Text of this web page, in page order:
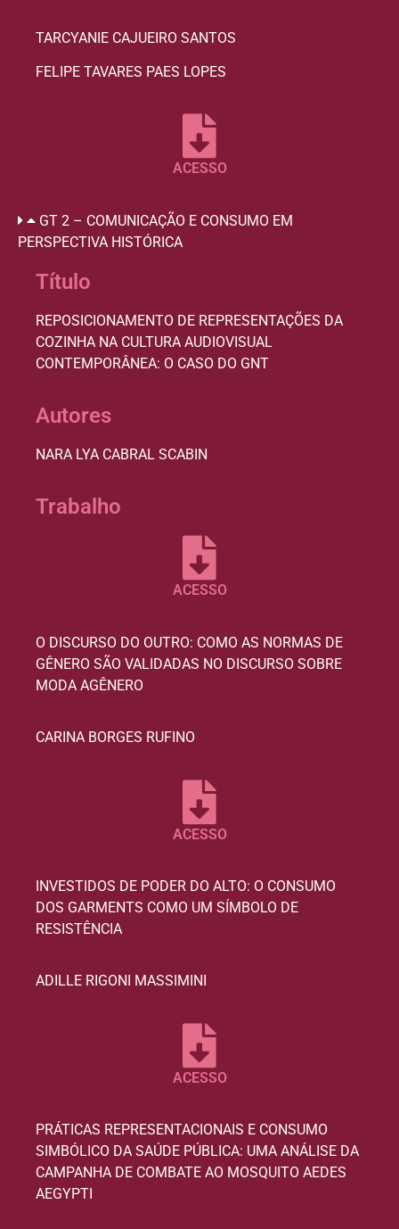
TARCYANIE CAJUEIRO SANTOS
FELIPE TAVARES PAES LOPES
ACESSO
GT 2 – COMUNICAÇÃO E CONSUMO EM
PERSPECTIVA HISTÓRICA
Título
REPOSICIONAMENTO DE REPRESENTAÇÕES DA
COZINHA NA CULTURA AUDIOVISUAL
CONTEMPORÂNEA: O CASO DO GNT
Autores
NARA LYA CABRAL SCABIN
Trabalho
ACESSO
O DISCURSO DO OUTRO: COMO AS NORMAS DE
GÊNERO SÃO VALIDADAS NO DISCURSO SOBRE
MODA AGÊNERO
CARINA BORGES RUFINO
ACESSO
INVESTIDOS DE PODER DO ALTO: O CONSUMO
DOS GARMENTS COMO UM SÍMBOLO DE
RESISTÊNCIA
ADILLE RIGONI MASSIMINI
ACESSO
PRÁTICAS REPRESENTACIONAIS E CONSUMO
SIMBÓLICO DA SAÚDE PÚBLICA: UMA ANÁLISE DA
CAMPANHA DE COMBATE AO MOSQUITO AEDES
AEGYPTI